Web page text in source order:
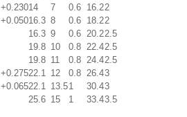
+0.230
+0.050
14 7 0.6 16.22
16.3 8 0.6 18.22
16.3 9 0.6 20.22.5
19.8 10 0.8 22.42.5
19.8 11 0.8 24.42.5
+0.275
+0.065
22.1 12 0.8 26.43
22.1 13.51 30.43
25.6 15 1 33.43.5